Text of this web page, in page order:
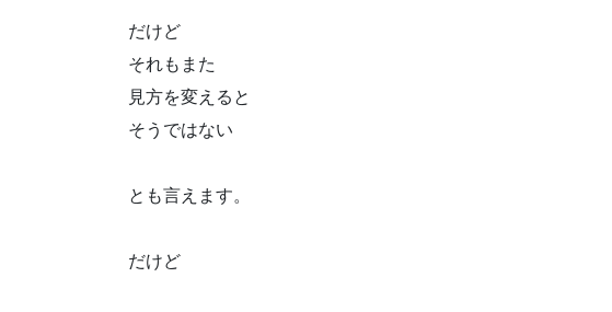
だけど
それもまた
見方を変えると
そうではない
とも言えます。
だけど